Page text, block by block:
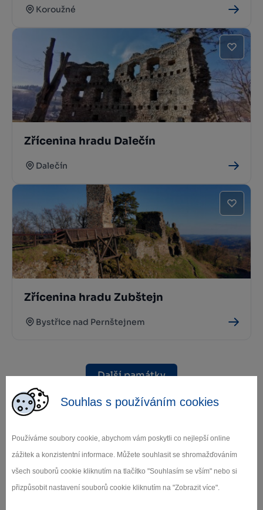
Souhlas s používáním cookies
Používáme soubory cookie, abychom vám poskytli co nejlepší online
zážitek a konzistentní informace. Můžete souhlasit se shromažďováním
všech souborů cookie kliknutím na tlačítko "Souhlasím se vším" nebo si
přizpůsobit nastavení souborů cookie kliknutím na "Zobrazit více".
Koroužné
Zřícenina hradu Dalečín
Dalečín
Zřícenina hradu Zubštejn
Bystřice nad Pernštejnem
Další památky
Kde se najíst